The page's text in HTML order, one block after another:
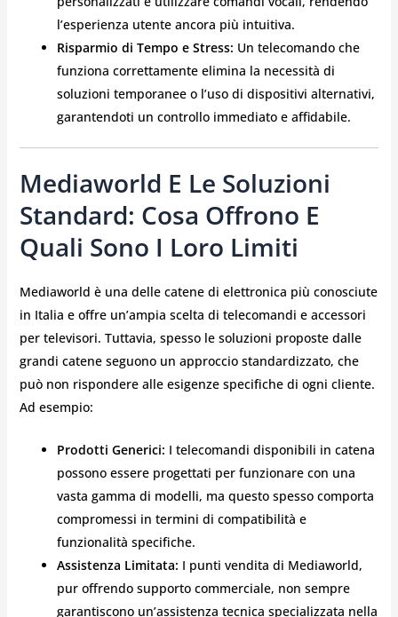
l’esperienza utente ancora più intuitiva.
Risparmio di Tempo e Stress: Un telecomando che
funziona correttamente elimina la necessità di
soluzioni temporanee o l’uso di dispositivi alternativi,
garantendoti un controllo immediato e affidabile.
Mediaworld E Le Soluzioni
Standard: Cosa Offrono E
Quali Sono I Loro Limiti
Mediaworld è una delle catene di elettronica più conosciute
in Italia e offre un’ampia scelta di telecomandi e accessori
per televisori. Tuttavia, spesso le soluzioni proposte dalle
grandi catene seguono un approccio standardizzato, che
può non rispondere alle esigenze specifiche di ogni cliente.
Ad esempio:
Prodotti Generici: I telecomandi disponibili in catena
possono essere progettati per funzionare con una
vasta gamma di modelli, ma questo spesso comporta
compromessi in termini di compatibilità e
funzionalità specifiche.
Assistenza Limitata: I punti vendita di Mediaworld,
pur offrendo supporto commerciale, non sempre
garantiscono un’assistenza tecnica specializzata nella